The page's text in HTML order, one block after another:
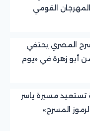
القومي
المصري يحتفي
أبو زهرة في «يوم
تستعيد مسيرة ياسر
المسرح»